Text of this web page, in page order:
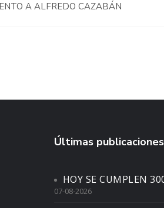
A ALFREDO CAZABÁN
Últimas publicaciones
HOY SE CUMPLEN
07-08-2026